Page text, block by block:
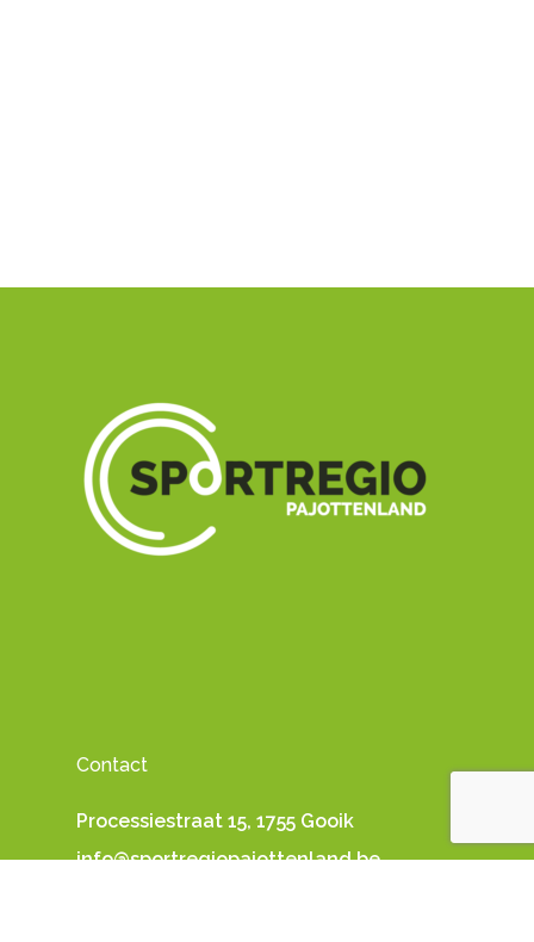
Contact
Processiestraat 15, 1755 Gooik
info@sportregiopajottenland.be